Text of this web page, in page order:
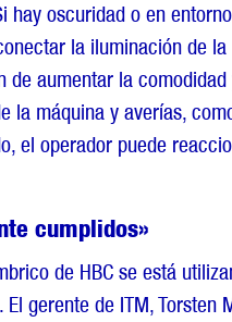
hay oscuridad o en
la iluminación de
de aumentar la
la máquina y averías,
el operador puede
cumplidos»
de HBC se está
gerente de ITM, Torsten